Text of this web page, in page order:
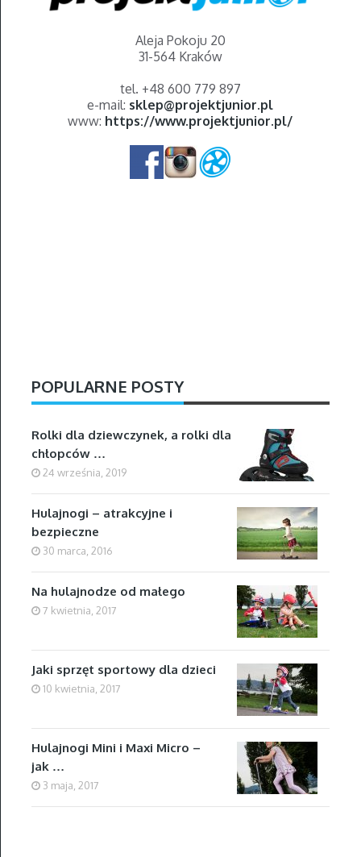
Aleja Pokoju 20
31-564 Kraków
tel. +48 600 779 897
e-mail: sklep@projektjunior.pl
www: https://www.projektjunior.pl/
POPULARNE POSTY
Rolki dla dziewczynek, a rolki dla
chłopców …
24 września, 2019
Hulajnogi – atrakcyjne i
bezpieczne
30 marca, 2016
Na hulajnodze od małego
7 kwietnia, 2017
Jaki sprzęt sportowy dla dzieci
10 kwietnia, 2017
Hulajnogi Mini i Maxi Micro –
jak …
3 maja, 2017